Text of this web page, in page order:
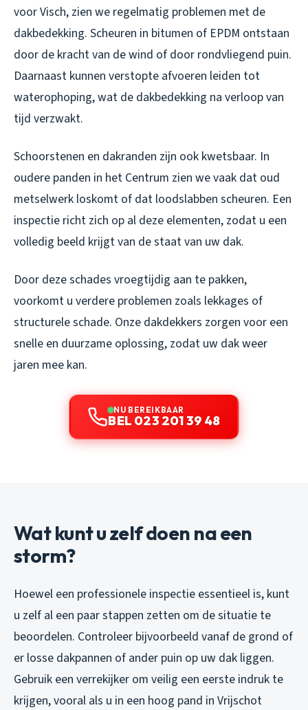
voor Visch, zien we regelmatig problemen met de
dakbedekking. Scheuren in bitumen of EPDM ontstaan
door de kracht van de wind of door rondvliegend puin.
Daarnaast kunnen verstopte afvoeren leiden tot
waterophoping, wat de dakbedekking na verloop van
tijd verzwakt.
Schoorstenen en dakranden zijn ook kwetsbaar. In
oudere panden in het Centrum zien we vaak dat oud
metselwerk loskomt of dat loodslabben scheuren. Een
inspectie richt zich op al deze elementen, zodat u een
volledig beeld krijgt van de staat van uw dak.
Door deze schades vroegtijdig aan te pakken,
voorkomt u verdere problemen zoals lekkages of
structurele schade. Onze dakdekkers zorgen voor een
snelle en duurzame oplossing, zodat uw dak weer
jaren mee kan.
NU BEREIKBAAR
BEL 023 201 39 48
Wat kunt u zelf doen na een
storm?
Hoewel een professionele inspectie essentieel is, kunt
u zelf al een paar stappen zetten om de situatie te
beoordelen. Controleer bijvoorbeeld vanaf de grond of
er losse dakpannen of ander puin op uw dak liggen.
Gebruik een verrekijker om veilig een eerste indruk te
krijgen, vooral als u in een hoog pand in Vrijschot